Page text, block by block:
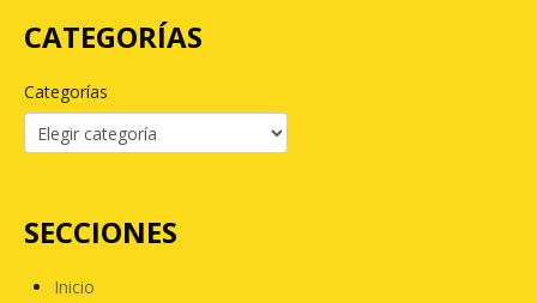
CATEGORÍAS
Categorías
SECCIONES
Inicio